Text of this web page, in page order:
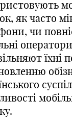
як часто
чи
оператори
їхні